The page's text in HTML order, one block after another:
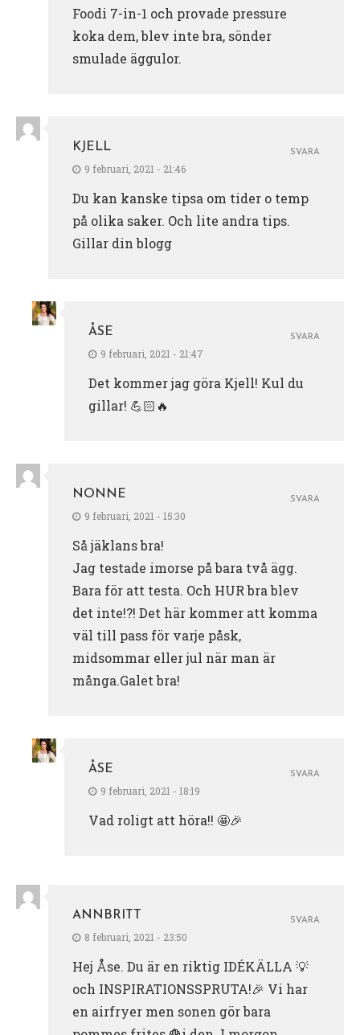
Foodi 7-in-1 och provade pressure
koka dem, blev inte bra, sönder
smulade äggulor.
KJELL
9 februari, 2021 - 21:46
Du kan kanske tipsa om tider o temp
på olika saker. Och lite andra tips.
Gillar din blogg
SVARA
ÅSE
9 februari, 2021 - 21:47
Det kommer jag göra Kjell! Kul du
gillar! 💪🏻🔥
SVARA
NONNE
9 februari, 2021 - 15:30
Så jäklans bra!
Jag testade imorse på bara två ägg.
Bara för att testa. Och HUR bra blev
det inte!?! Det här kommer att komma
väl till pass för varje påsk,
midsommar eller jul när man är
många.Galet bra!
SVARA
ÅSE
9 februari, 2021 - 18:19
Vad roligt att höra!! 🤩🎉
SVARA
ANNBRITT
8 februari, 2021 - 23:50
Hej Åse. Du är en riktig IDÉKÄLLA 💡
och INSPIRATIONSSPRUTA!🎉 Vi har
en airfryer men sonen gör bara
SVARA